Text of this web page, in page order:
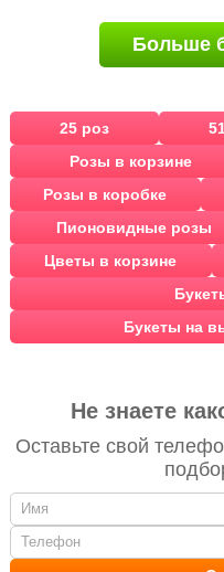
Больше
25 роз
Розы в корзине
Розы в коробке
Пионовидные розы
Цветы в корзине
Букеты на
Не знаете
Оставьте свой